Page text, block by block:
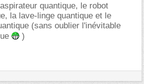
quantique, le robot
la lave-linge quantique et le
(sans oublier l'inévitable
)